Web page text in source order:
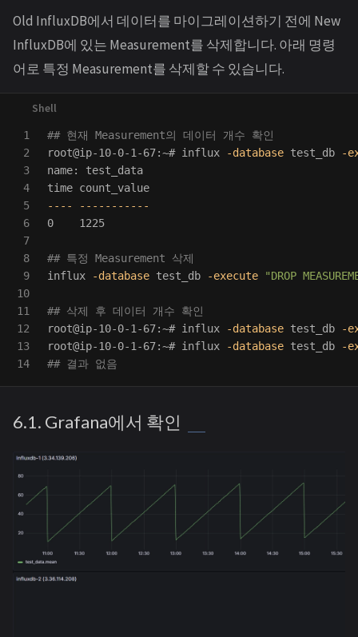
Old InfluxDB에서 데이터를 마이그레이션하기 전에 New
InfluxDB에 있는 Measurement를 삭제합니다. 아래 명령
어로 특정 Measurement를 삭제할 수 있습니다.
1
2
3
4
5
6
7
8
9
10
11
12
13
## 현재 Measurement의 데이터 개수 확인
root@ip-10-0-1-67:~# influx
-database test_db
-
time
----
-----------
0    1225
## 특정 Measurement 삭제
influx
-database test_db -execute "DROP
## 삭제 후 데이터 개수 확인
root@ip-10-0-1-67:~# influx
-database test_db
-
root@ip-10-0-1-67:~# influx
-database test_db
-
## 결과 없음
6.1. Grafana에서 확인